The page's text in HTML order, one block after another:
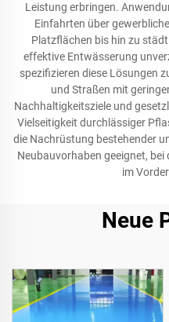
Leistung erbringen.
Einfahrten über
Platzflächen bis hin zu
effektive Entwässerung
spezifizieren diese Lösungen
und Straßen mit
Nachhaltigkeitsziele und
Vielseitigkeit durchlässiger
die Nachrüstung bestehender
Neubauvorhaben geeignet,
im
Neue